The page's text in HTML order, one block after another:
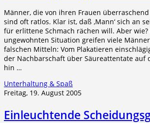
Männer, die von ihren Frauen
sind oft ratlos. Klar ist, daß ‚Mann‘ sich an
für erlittene Schmach rächen will. Aber
ungewohnten Situation greifen viele
falschen Mitteln: Vom Plakatieren
der Nachbarschaft über Säureattentate auf
hin …
Unterhaltung & Spaß
Freitag, 19. August 2005
Einleuchtende